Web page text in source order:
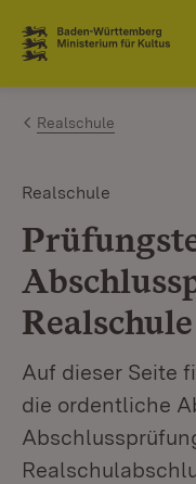
Zum Inhalt
Link zur Startseite
Realschule
Realschule
Realschule
Auf dieser Seite
die ordentliche